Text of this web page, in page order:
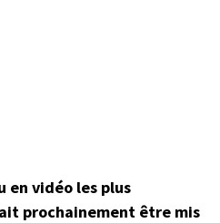
en vidéo les plus
prochainement être mis